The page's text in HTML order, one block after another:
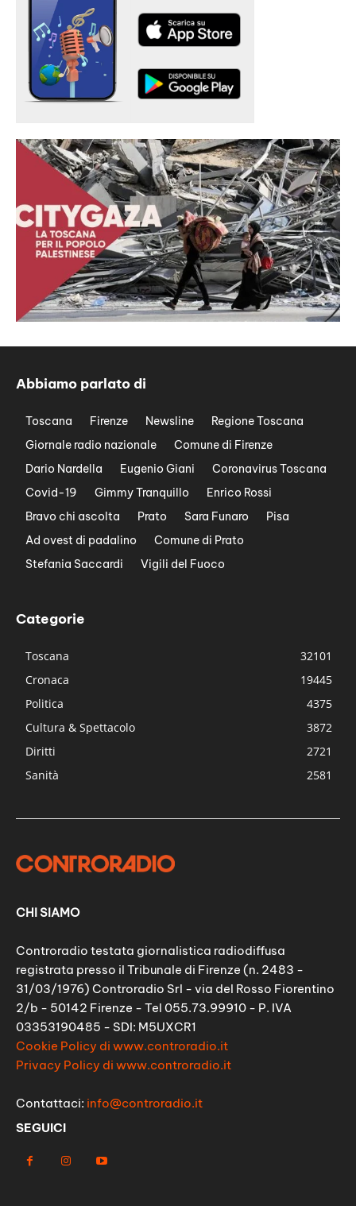
Abbiamo parlato di
Toscana Firenze Newsline
Regione Toscana
Giornale radio nazionale
Comune di Firenze
Dario Nardella
Eugenio Giani
Coronavirus Toscana
Covid-19
Gimmy Tranquillo
Enrico Rossi
Bravo chi ascolta
Prato Sara Funaro
Pisa
Ad ovest di padalino
Comune di Prato
Stefania Saccardi
Vigili del Fuoco
Categorie
Toscana
32101
Cronaca
19445
Politica
4375
Cultura & Spettacolo
3872
Diritti
2721
Sanità
2581
CHI SIAMO
Controradio testata giornalistica radiodiffusa
registrata presso il Tribunale di Firenze (n. 2483 -
31/03/1976) Controradio Srl - via del Rosso Fiorentino
2/b - 50142 Firenze - Tel 055.73.99910 - P. IVA
03353190485 - SDI: M5UXCR1
Cookie Policy di www.controradio.it
Privacy Policy di www.controradio.it
Contattaci: info@controradio.it
SEGUICI